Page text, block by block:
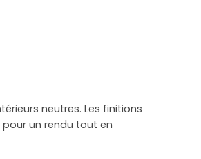
neutres. Les finitions
un rendu tout en